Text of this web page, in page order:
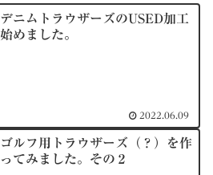
デニムトラウザーズのUSED加工
始めました。
2022.06.09
ゴルフ用トラウザーズ（？）を作
ってみました。その２